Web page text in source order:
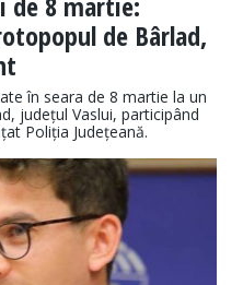
de Bârlad,
în seara de 8 martie la un
județul Vaslui, participând
Poliția Județeană.